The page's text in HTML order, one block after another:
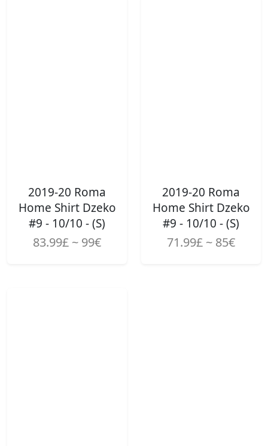
2019-20 Roma
Home Shirt Dzeko
#9 - 10/10 - (S)
83.99£ ~ 99€
2019-20 Roma
Home Shirt Dzeko
#9 - 10/10 - (S)
71.99£ ~ 85€